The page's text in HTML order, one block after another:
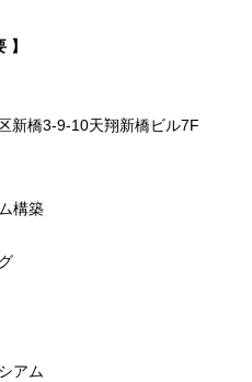
】
橋3-9-10天翔新橋ビル7F
構築
アム